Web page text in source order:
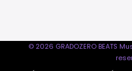
© 2026 GRADOZERO BEATS